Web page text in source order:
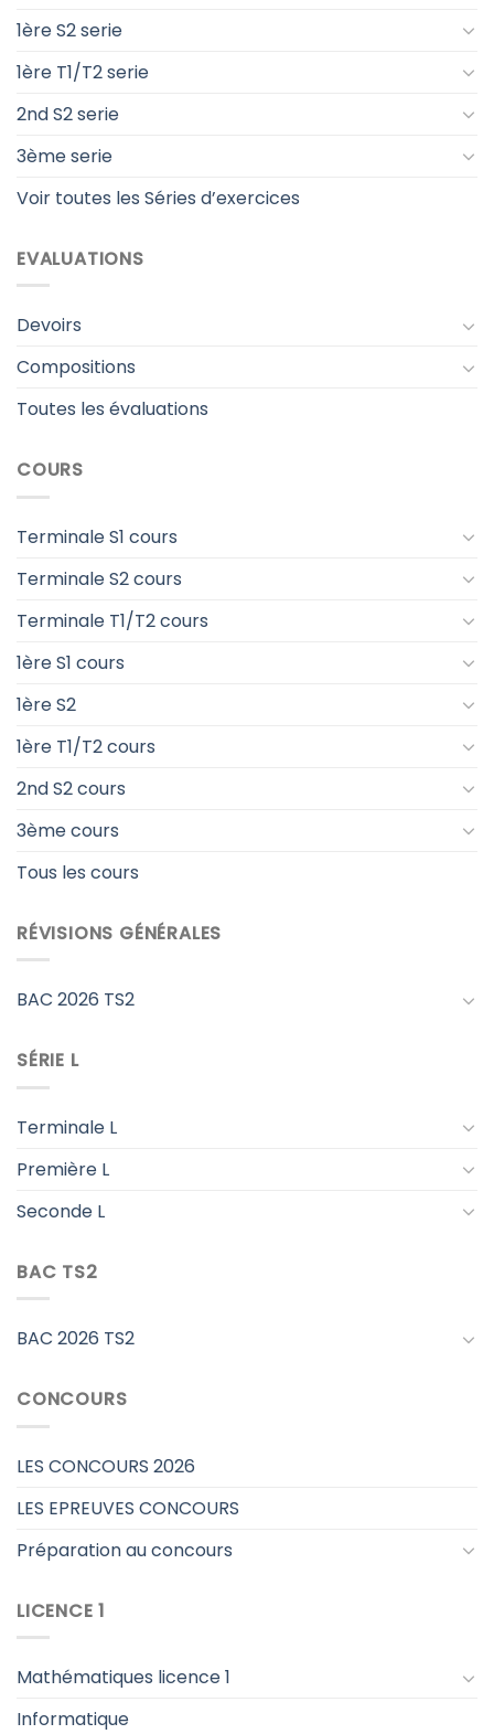
1ère S2 serie
1ère T1/T2 serie
2nd S2 serie
3ème serie
Voir toutes les Séries d’exercices
EVALUATIONS
Devoirs
Compositions
Toutes les évaluations
COURS
Terminale S1 cours
Terminale S2 cours
Terminale T1/T2 cours
1ère S1 cours
1ère S2
1ère T1/T2 cours
2nd S2 cours
3ème cours
Tous les cours
RÉVISIONS GÉNÉRALES
BAC 2026 TS2
SÉRIE L
Terminale L
Première L
Seconde L
BAC TS2
BAC 2026 TS2
CONCOURS
LES CONCOURS 2026
LES EPREUVES CONCOURS
Préparation au concours
LICENCE 1
Mathématiques licence 1
Informatique